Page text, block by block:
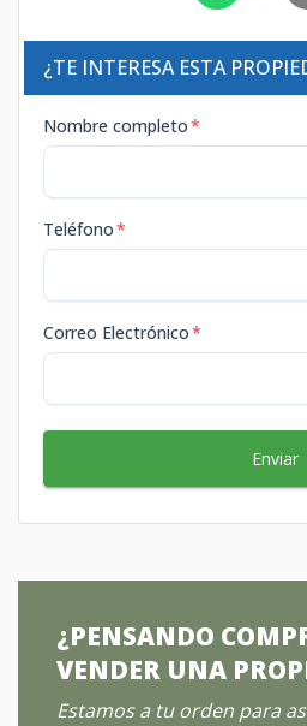
¿TE INTERESA ESTA
Nombre completo*
Teléfono*
Correo Electrónico*
Enviar
¿PENSANDO
VENDER UNA
Estamos a tu orden para